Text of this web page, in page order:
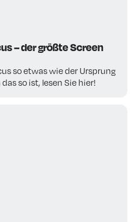
– der größte Screen
so etwas wie der Ursprung
so ist, lesen Sie hier!